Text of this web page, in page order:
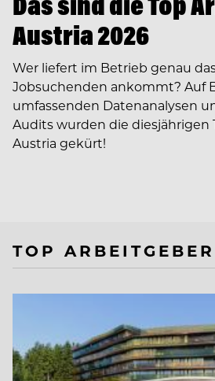
Austria 2026
Wer liefert im Betrieb genau
Jobsuchenden ankommt? Auf
umfassenden Datenanalysen
Audits wurden die diesjährigen
Austria gekürt!
TOP ARBEITGEBER